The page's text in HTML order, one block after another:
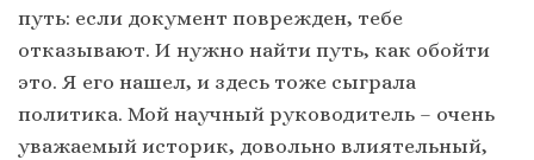
путь: если документ поврежден, тебе
отказывают. И нужно найти путь, как обойти
это. Я его нашел, и здесь тоже сыграла
политика. Мой научный руководитель – очень
уважаемый историк, довольно влиятельный,